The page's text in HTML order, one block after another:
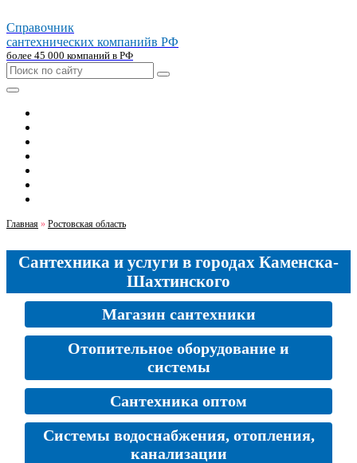
Справочник
сантехнических компанийв РФ
более 45 000 компаний в РФ
Главная » Ростовская область
Сантехника и услуги в городах Каменска-
Шахтинского
Магазин сантехники
Отопительное оборудование и
системы
Сантехника оптом
Системы водоснабжения, отопления,
канализации